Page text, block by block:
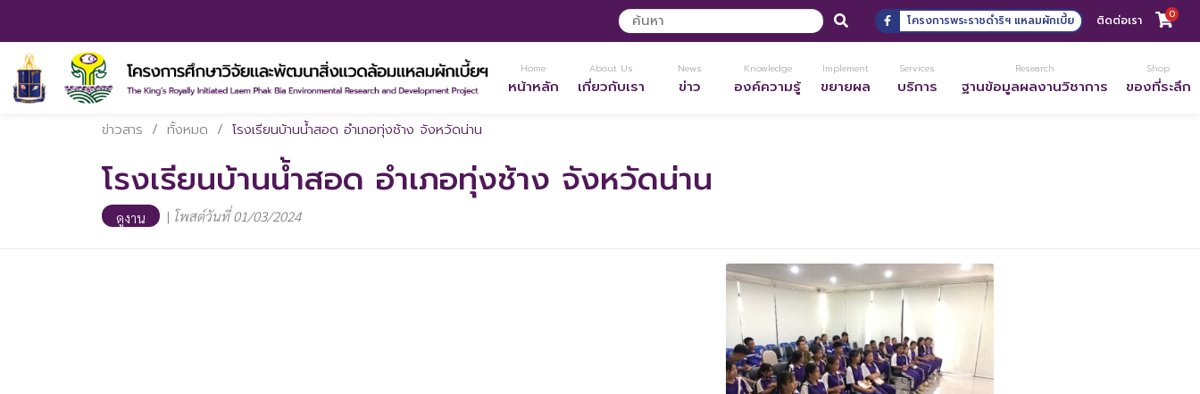
โครงการพระราชดำริฯ แหลมผักเบี้ย ติดต่อเรา 0
Home
หน้าหลัก
About Us
เกี่ยวกับเรา
News
ข่าว
Knowledge
องค์ความรู้
Implement
ขยายผล
Services
บริการ
Research
ฐานข้อมูลผลงานวิชาการ
Shop
ของที่ระลึก
ข่าวสาร / ทั้งหมด / โรงเรียนบ้านน้ำสอด อำเภอทุ่งช้าง จังหวัดน่าน
โรงเรียนบ้านน้ำสอด อำเภอทุ่งช้าง จังหวัดน่าน
ดูงาน | โพสต์วันที่ 01/03/2024